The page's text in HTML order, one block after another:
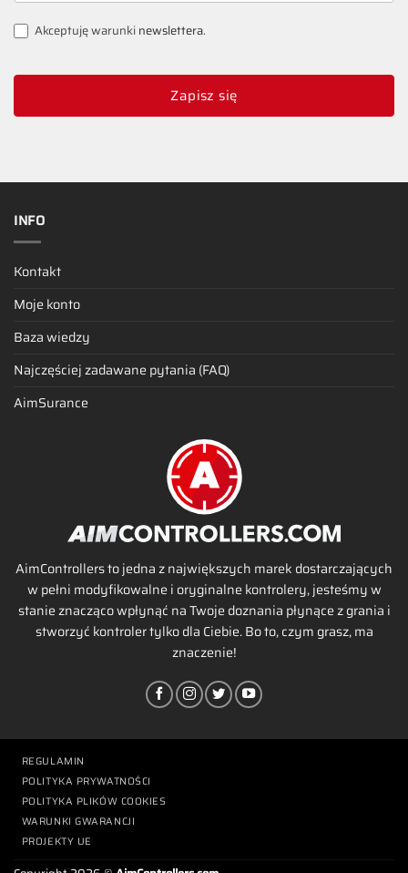
Akceptuję warunkinewslettera.
Zapisz się
INFO
Kontakt
Moje konto
Baza wiedzy
Najczęściej zadawane pytania (FAQ)
AimSurance
AimControllers to jedna z największych marek dostarczających
w pełni modyfikowalne i oryginalne kontrolery, jesteśmy w
stanie znacząco wpłynąć na Twoje doznania płynące z grania i
stworzyć kontroler tylko dla Ciebie. Bo to, czym grasz, ma
znaczenie!
REGULAMIN
POLITYKA PRYWATNOŚCI
POLITYKA PLIKÓW COOKIES
WARUNKI GWARANCJI
PROJEKTY UE